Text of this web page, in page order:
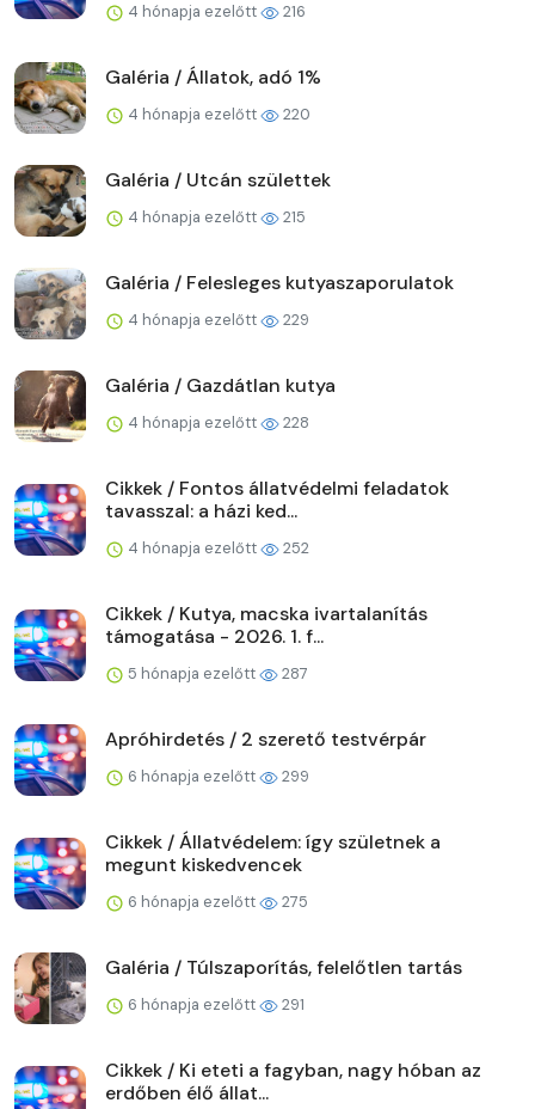
4 hónapja ezelőtt 216
Galéria / Állatok, adó 1%
4 hónapja ezelőtt 220
Galéria / Utcán születtek
4 hónapja ezelőtt 215
Galéria / Felesleges kutyaszaporulatok
4 hónapja ezelőtt 229
Galéria / Gazdátlan kutya
4 hónapja ezelőtt 228
Cikkek / Fontos állatvédelmi feladatok
tavasszal: a házi ked...
4 hónapja ezelőtt 252
Cikkek / Kutya, macska ivartalanítás
támogatása - 2026. 1. f...
5 hónapja ezelőtt 287
Apróhirdetés / 2 szerető testvérpár
6 hónapja ezelőtt 299
Cikkek / Állatvédelem: így születnek a
megunt kiskedvencek
6 hónapja ezelőtt 275
Galéria / Túlszaporítás, felelőtlen tartás
6 hónapja ezelőtt 291
Cikkek / Ki eteti a fagyban, nagy hóban az
erdőben élő állat...